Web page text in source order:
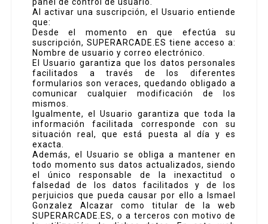
Al activar una suscripción, el Usuario entiende
que:
Desde el momento en que efectúa su
suscripción, SUPERARCADE.ES tiene acceso a:
Nombre de usuario y correo electrónico.
El Usuario garantiza que los datos personales
facilitados a través de los diferentes
formularios son veraces, quedando obligado a
comunicar cualquier modificación de los
mismos.
Igualmente, el Usuario garantiza que toda la
información facilitada corresponde con su
situación real, que está puesta al día y es
exacta.
Además, el Usuario se obliga a mantener en
todo momento sus datos actualizados, siendo
el único responsable de la inexactitud o
falsedad de los datos facilitados y de los
perjuicios que pueda causar por ello a Ismael
Gonzalez Alcazar como titular de la web
SUPERARCADE.ES, o a terceros con motivo de